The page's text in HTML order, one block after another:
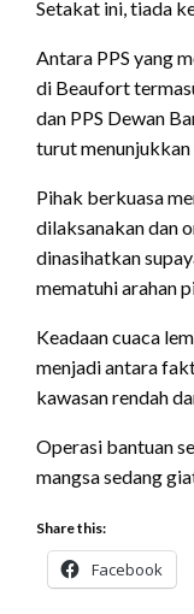
Setakat ini, tiada
Antara PPS yang
di Beaufort
dan PPS Dewan
turut
Pihak berkuasa
dilaksanakan dan
dinasihatkan
mematuhi arahan
Keadaan cuaca
menjadi antara
kawasan rendah
Operasi bantuan
mangsa sedang
Share this:
Facebook